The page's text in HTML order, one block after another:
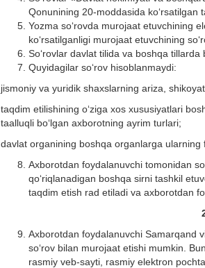
Qonunining 20-moddasida kо‘rsatilgan
Yozma sо‘rovda murojaat etuvchining
kо‘rsatilganligi murojaat etuvchining
Sо‘rovlar davlat tilida va boshqa tillarda
Quyidagilar sо‘rov hisoblanmaydi:
jismoniy va yuridik shaxslarning ariza,
taqdim etilishining о‘ziga xos xususiyatlari
taalluqli bо‘lgan axborotning ayrim turlari;
davlat organining boshqa organlarga ularning
Axborotdan foydalanuvchi tomonidan
qо‘riqlanadigan boshqa sirni tashkil
taqdim etish rad etiladi va axborotdan
Axborotdan foydalanuvchi Samarqand
sо‘rov bilan murojaat etishi mumkin.
rasmiy veb-sayti, rasmiy elektron